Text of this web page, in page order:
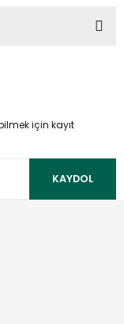
için kayıt
KAYDOL